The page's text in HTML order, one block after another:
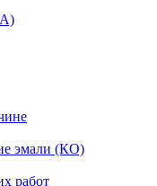
эмали (КО)
работ